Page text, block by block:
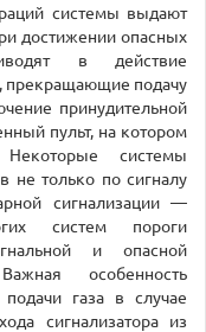
системы выдают
достижении опасных
в действие
прекращающие подачу
принудительной
пульт, на котором
Некоторые системы
не только по сигналу
сигнализации —
систем пороги
и опасной
особенность
газа в случае
сигнализатора из